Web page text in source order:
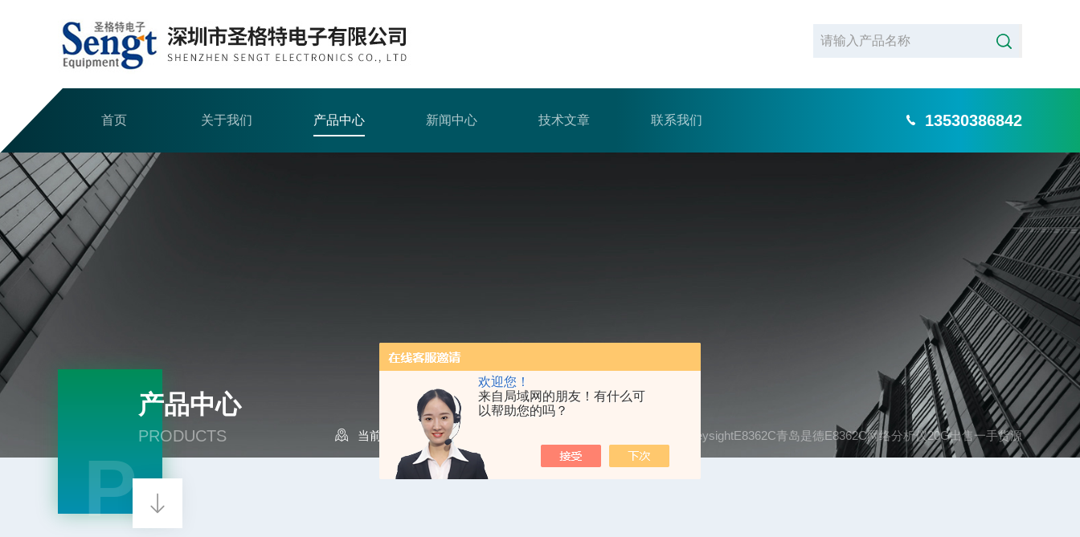
欢迎您！
来自局域网的朋友！有什么可
以帮助您的吗？
首页 关于我们 产品中心 新闻中心 技术文章 联系我们 13530386842
产品中心
PRODUCTS
P
当前位置： 首页/产品中心 / keysightE8362C青岛是德E8362C网络分析仪20G出售一手货源